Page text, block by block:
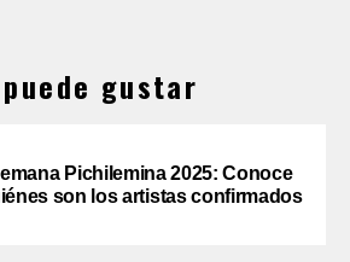
gustar
Pichilemina 2025: Conoce
son los artistas confirmados